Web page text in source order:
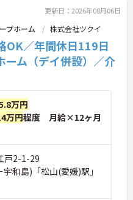
き手厚くフォ
軽減できま
、宿泊費補助
おり、有資格者
らやりがいを持
です。
勤務で年間休日
みん認定」を取
暇など支援体制
更新日：2026年08月06日
プホーム 株式会社ツクイ
OK／年間休日119日
ム（デイ併設）／介
万円
万円程度 月給×12ヶ月
戸2-1-29
和島)「松山(愛媛)駅」